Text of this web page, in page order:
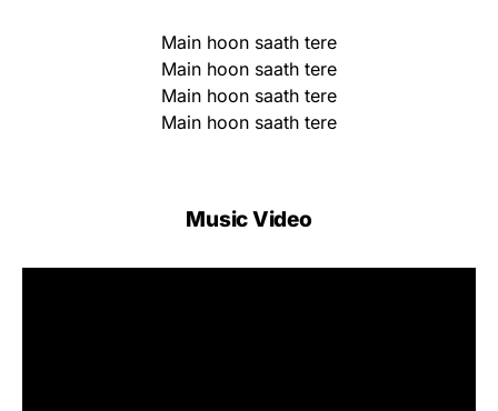
Main hoon saath tere
Main hoon saath tere
Main hoon saath tere
Main hoon saath tere
Music Video